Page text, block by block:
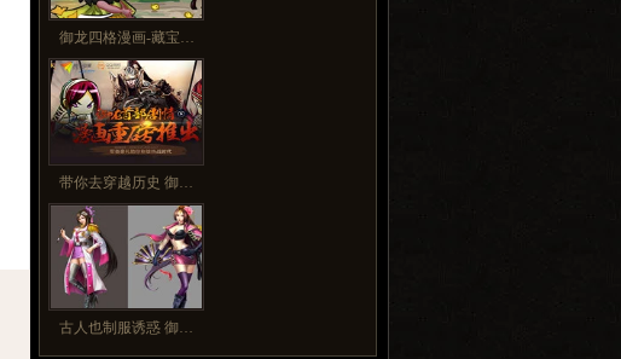
御龙四格漫画-藏宝…
带你去穿越历史 御…
古人也制服诱惑 御…